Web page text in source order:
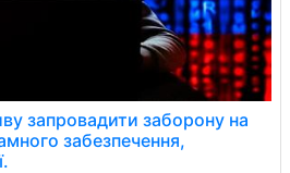
запровадити заборону на
забезпечення,